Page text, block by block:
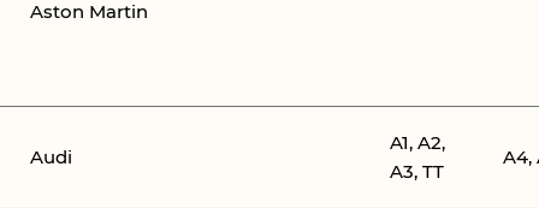
Aston Martin
Audi
A1, A2,
A3, TT
A4,